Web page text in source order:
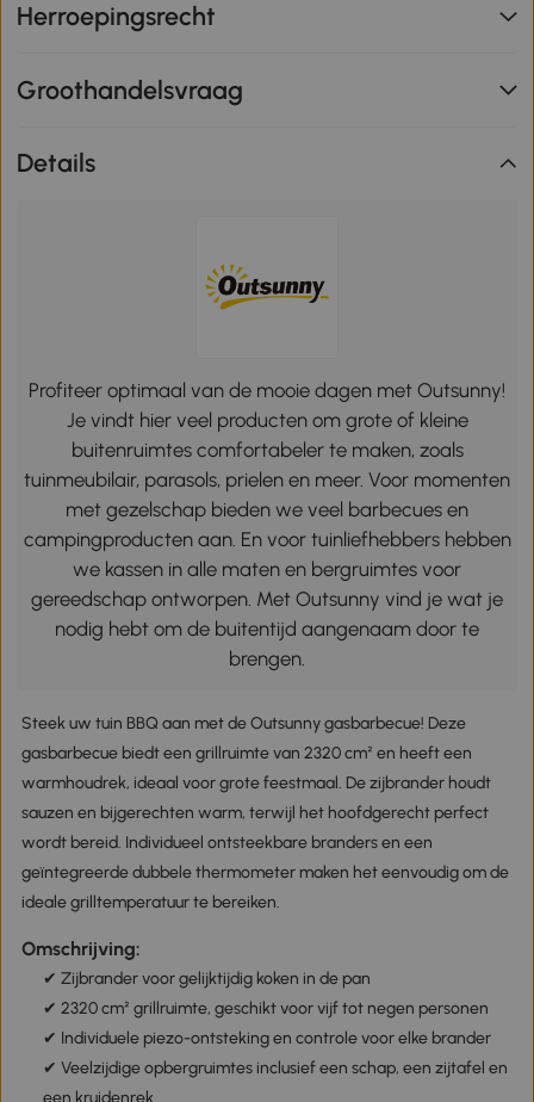
Herroepingsrecht
Groothandelsvraag
Details
Profiteer optimaal van de mooie dagen met Outsunny!
Je vindt hier veel producten om grote of kleine
buitenruimtes comfortabeler te maken, zoals
tuinmeubilair, parasols, prielen en meer. Voor momenten
met gezelschap bieden we veel barbecues en
campingproducten aan. En voor tuinliefhebbers hebben
we kassen in alle maten en bergruimtes voor
gereedschap ontworpen. Met Outsunny vind je wat je
nodig hebt om de buitentijd aangenaam door te
brengen.
Steek uw tuin BBQ aan met de Outsunny gasbarbecue! Deze
gasbarbecue biedt een grillruimte van 2320 cm² en heeft een
warmhoudrek, ideaal voor grote feestmaal. De zijbrander houdt
sauzen en bijgerechten warm, terwijl het hoofdgerecht perfect
wordt bereid. Individueel ontsteekbare branders en een
geïntegreerde dubbele thermometer maken het eenvoudig om de
ideale grilltemperatuur te bereiken.
Omschrijving:
✔ Zijbrander voor gelijktijdig koken in de pan
✔ 2320 cm² grillruimte, geschikt voor vijf tot negen personen
✔ Individuele piezo-ontsteking en controle voor elke brander
✔ Veelzijdige opbergruimtes inclusief een schap, een zijtafel en